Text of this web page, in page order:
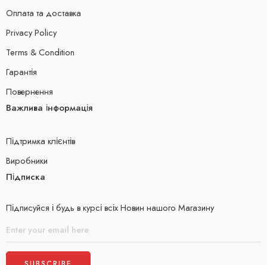
Оплата та доставка
Privacy Policy
Terms & Condition
Гарантія
Повернення
Важлива інформація
Підтримка клієнтів
Виробники
Підписка
Підписуйся і будь в курсі всіх Новин нашого Магазину